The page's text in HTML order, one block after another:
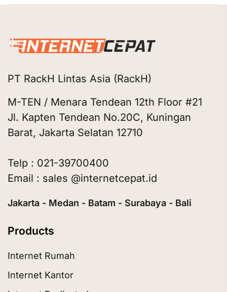
PT RackH Lintas Asia (RackH)
M-TEN / Menara Tendean 12th Floor #21
Jl. Kapten Tendean No.20C, Kuningan
Barat, Jakarta Selatan 12710
Telp : 021-39700400
Email : sales @internetcepat.id
Jakarta - Medan - Batam - Surabaya - Bali
Products
Internet Rumah
Internet Kantor